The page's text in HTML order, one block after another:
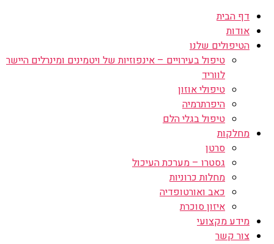
דף הבית
אודות
הטיפולים שלנו
טיפול בעירויים – אינפוזיות של ויטמינים ומינרלים היישר
לווריד
טיפולי אוזון
היפרתרמיה
טיפול בגלי הלם
מחלקות
סרטן
גסטרו – מערכת העיכול
מחלות כרוניות
כאב ואורטופדיה
איזון סוכרת
מידע מקצועי
צור קשר